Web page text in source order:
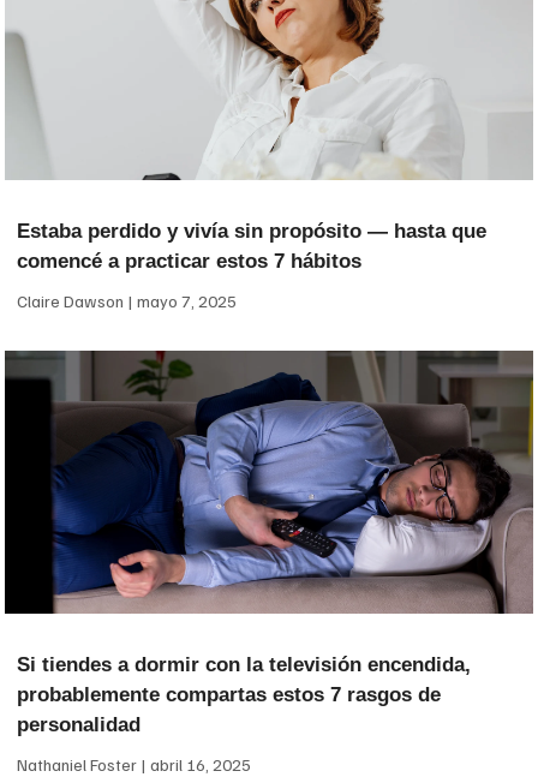
Estaba perdido y vivía sin propósito — hasta que
comencé a practicar estos 7 hábitos
Claire Dawson mayo 7, 2025
Si tiendes a dormir con la televisión encendida,
probablemente compartas estos 7 rasgos de
personalidad
Nathaniel Foster abril 16, 2025